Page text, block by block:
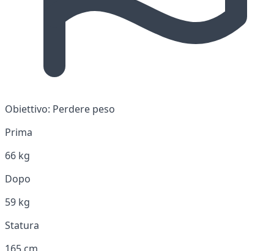
Obiettivo: Perdere peso
Prima
66 kg
Dopo
59 kg
Statura